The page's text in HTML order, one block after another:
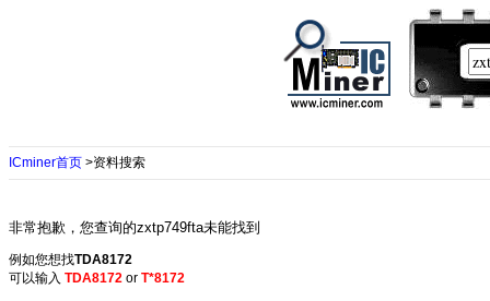
ICminer首页 >资料搜索
非常抱歉，您查询的zxtp749fta未能找到
例如您想找TDA8172
可以输入 TDA8172 or T*8172